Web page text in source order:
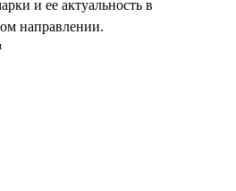
и ее актуальность в
направлении.